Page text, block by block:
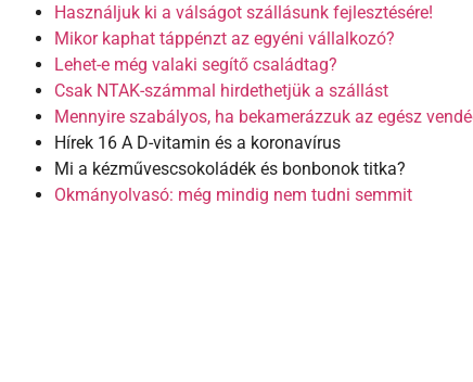
Használjuk ki a válságot szállásunk fejlesztésére!
Mikor kaphat táppénzt az egyéni vállalkozó?
Lehet-e még valaki segítő családtag?
Csak NTAK-számmal hirdethetjük a szállást
Mennyire szabályos, ha bekamerázzuk az egész
Hírek 16 A D-vitamin és a koronavírus
Mi a kézművescsokoládék és bonbonok titka?
Okmányolvasó: még mindig nem tudni semmit